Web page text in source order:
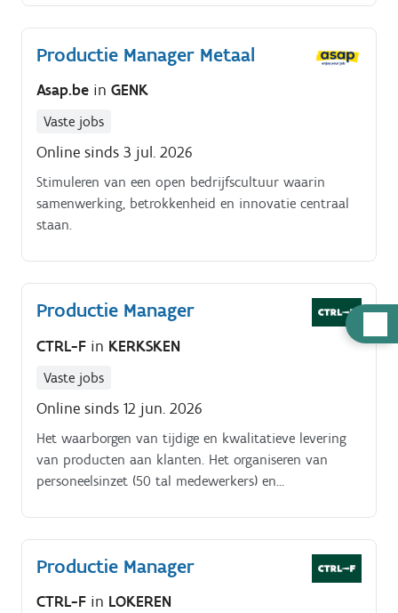
productieafdeling aan en fungeer je als de spil tussen
het team op de werkvloer en het management.
Productie Manager Metaal
Asap.be in GENK
Vaste jobs
Online sinds 3 jul. 2026
Stimuleren van een open bedrijfscultuur waarin
samenwerking, betrokkenheid en innovatie centraal
staan.
Productie Manager
CTRL-F in KERKSKEN
Vaste jobs
Online sinds 12 jun. 2026
Het waarborgen van tijdige en kwalitatieve levering
van producten aan klanten. Het organiseren van
personeelsinzet (50 tal medewerkers) en
Productie Manager
CTRL-F in LOKEREN